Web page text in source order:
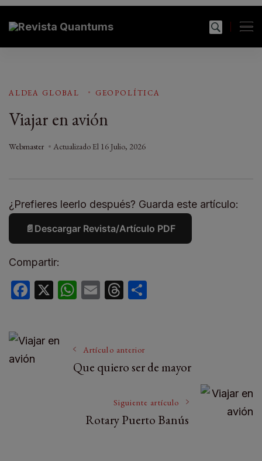
Revista Quantums
Todo sobre Moda, cultura, gastronomía y estilo de
ALDEA GLOBAL GEOPOLÍTICA
Viajar en avión
Webmaster Actualizado El 16 Julio, 2026
¿Prefieres leerlo después? Guarda este artículo:
📄 Descargar Revista/Artículo PDF
Compartir:
Facebook
X WhatsApp
EmailThreads
Artículo anterior
Que quiero ser de mayor
Siguiente artículo
Rotary Puerto Banús
modal-check